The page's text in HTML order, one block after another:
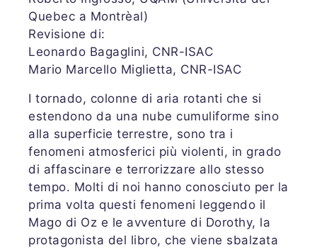
Quebec a Montrèal)
Revisione di:
Leonardo Bagaglini, CNR-ISAC
Mario Marcello Miglietta, CNR-ISAC
I tornado, colonne di aria rotanti che si
estendono da una nube cumuliforme sino
alla superficie terrestre, sono tra i
fenomeni atmosferici più violenti, in grado
di affascinare e terrorizzare allo stesso
tempo. Molti di noi hanno conosciuto per la
prima volta questi fenomeni leggendo il
Mago di Oz e le avventure di Dorothy, la
protagonista del libro, che viene sbalzata